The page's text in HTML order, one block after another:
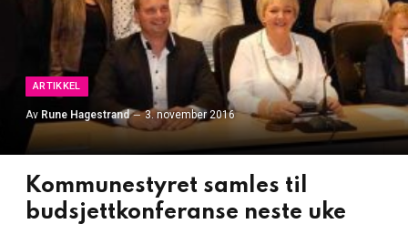
ARTIKKEL
Av Rune Hagestrand 3. november 2016
Kommunestyret samles til
budsjettkonferanse neste uke